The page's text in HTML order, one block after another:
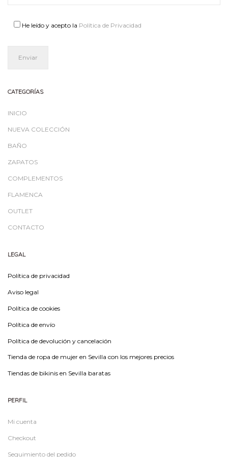
He leído y acepto la Política de Privacidad
CATEGORÍAS
INICIO
NUEVA COLECCIÓN
BAÑO
ZAPATOS
COMPLEMENTOS
FLAMENCA
OUTLET
CONTACTO
LEGAL
Política de privacidad
Aviso legal
Política de cookies
Política de envío
Política de devolución y cancelación
Tienda de ropa de mujer en Sevilla con los mejores precios
Tiendas de bikinis en Sevilla baratas
PERFIL
Mi cuenta
Checkout
Seguimiento del pedido